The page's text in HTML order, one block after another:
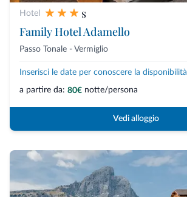
Hotel
s
Family Hotel Adamello
Passo Tonale - Vermiglio
Inserisci le date per conoscere la disponibilità
a partire da: 80€ notte/persona
Vedi alloggio